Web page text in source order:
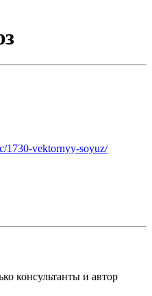
1730-vektornyy-soyuz/
консультанты и автор